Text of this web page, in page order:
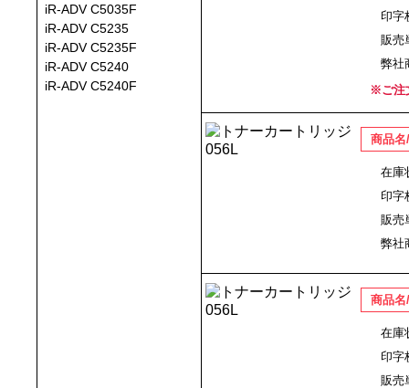
iR-ADV C5035F
iR-ADV C5235
iR-ADV C5235F
iR-ADV C5240
iR-ADV C5240F
印字
販売
弊社
※ご注
商品名
在庫
印字
販売
弊社
商品名
在庫
印字
販売